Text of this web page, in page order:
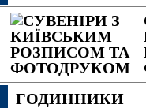
ГОДИННИКИ